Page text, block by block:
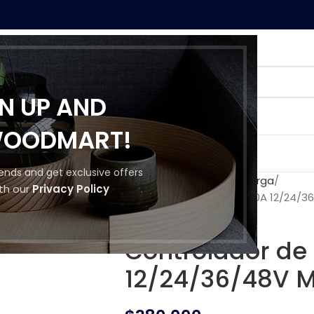
UP AND
and get exclusive offers
ourPrivacy Policy
CONTACTO
Inicio Reguladores de Carga
Controlador de Carga 100A 12/24/
Controlador de
12/24/36/48V